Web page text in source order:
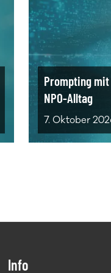
Prompting
NPO-Alltag
7. Oktober
Info